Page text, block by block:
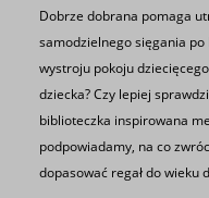
Dobrze dobrana pomaga
samodzielnego sięgania
wystroju pokoju
dziecka? Czy lepiej
biblioteczka inspirowana
podpowiadamy, na co
dopasować regał do wieku